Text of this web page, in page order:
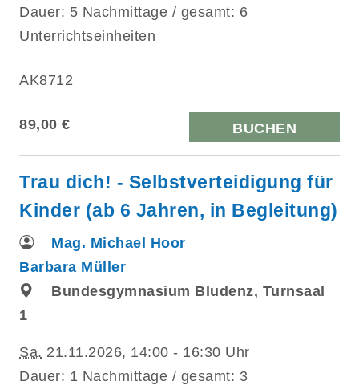
Dauer: 5 Nachmittage / gesamt: 6
Unterrichtseinheiten
AK8712
89,00 € BUCHEN
Trau dich! - Selbstverteidigung für
Kinder (ab 6 Jahren, in Begleitung)
Mag. Michael Hoor
Barbara Müller
Bundesgymnasium Bludenz, Turnsaal
1
Sa. 21.11.2026, 14:00 - 16:30 Uhr
Dauer: 1 Nachmittage / gesamt: 3